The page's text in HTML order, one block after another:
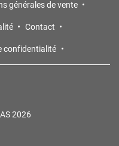
générales de vente
Contact
confidentialité
2026